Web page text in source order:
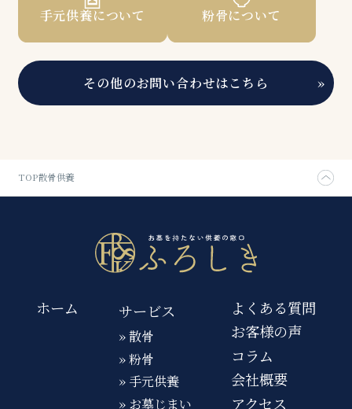
手元供養について 粉骨について
その他のお問い合わせはこちら »
TOP散骨供養
ホーム サービス
» 散骨
» 粉骨
» 手元供養
» お墓じまい
よくある質問
お客様の声
コラム
会社概要
アクセス